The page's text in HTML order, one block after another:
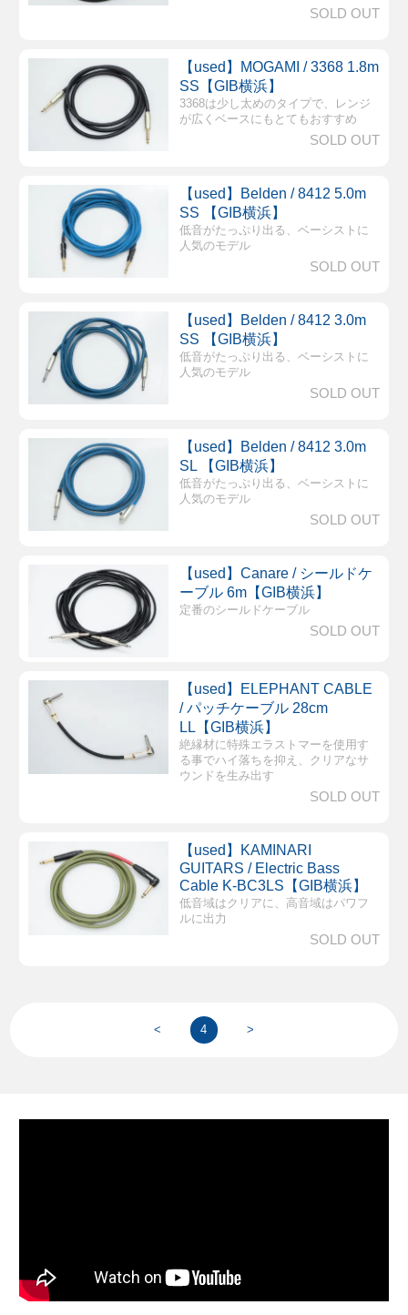
SOLD OUT
【used】MOGAMI / 3368 1.8m
SS【GIB横浜】
3368は少し太めのタイプで、レンジ
が広くベースにもとてもおすすめ
SOLD OUT
【used】Belden / 8412 5.0m
SS 【GIB横浜】
低音がたっぷり出る、ベーシストに
人気のモデル
SOLD OUT
【used】Belden / 8412 3.0m
SS 【GIB横浜】
低音がたっぷり出る、ベーシストに
人気のモデル
SOLD OUT
【used】Belden / 8412 3.0m
SL 【GIB横浜】
低音がたっぷり出る、ベーシストに
人気のモデル
SOLD OUT
【used】Canare / シールドケ
ーブル 6m【GIB横浜】
定番のシールドケーブル
SOLD OUT
【used】ELEPHANT CABLE
/ パッチケーブル 28cm
LL【GIB横浜】
絶縁材に特殊エラストマーを使用す
る事でハイ落ちを抑え、クリアなサ
ウンドを生み出す
SOLD OUT
【used】KAMINARI
GUITARS / Electric Bass
Cable K-BC3LS【GIB横浜】
低音域はクリアに、高音域はパワフ
ルに出力
SOLD OUT
< 4 >